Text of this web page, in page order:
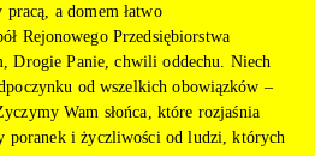
a domem łatwo
Rejonowego Przedsiębiorstwa
Drogie Panie, chwili oddechu. Niech
od wszelkich obowiązków –
Wam słońca, które rozjaśnia
poranek i życzliwości od ludzi, których